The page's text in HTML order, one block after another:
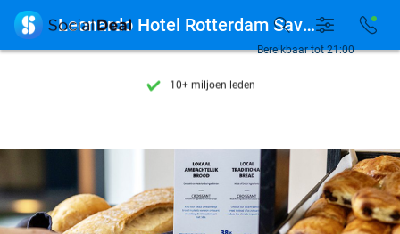
7 dagen per week beschikbaar
10+ miljoen leden
7 dagen per week beschikbaar
10+ miljoen leden
Bereikbaar tot 21:00
 Leonardo Hotel Rotterdam Savoy